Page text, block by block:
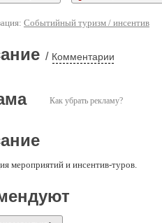
Событийный туризм / инсентив
/ Комментарии
Как убрать рекламу?
мероприятий и инсентив-туров.